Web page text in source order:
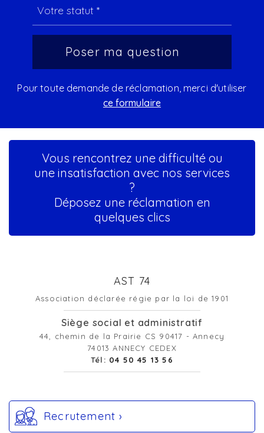
Pour toute demande de réclamation, merci d'utiliser
ce formulaire
Vous rencontrez une difficulté ou
une insatisfaction avec nos services
?
Déposez une réclamation en
quelques clics
AST 74
Association déclarée régie par la loi de 1901
Siège social et administratif
44, chemin de la Prairie CS 90417 - Annecy
74013 ANNECY CEDEX
Tél: 04 50 45 13 56
Recrutement ›